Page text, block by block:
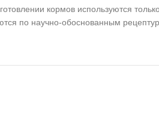
кормов используются
по научно-обоснованным